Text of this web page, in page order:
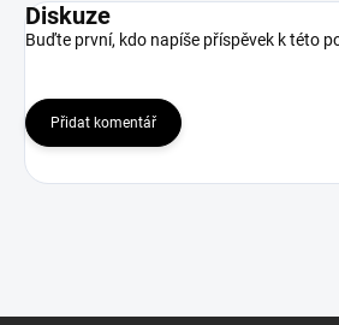
Diskuze
Buďte první, kdo napíše příspěvek k této
Přidat komentář